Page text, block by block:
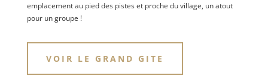
emplacement au pied des pistes et proche du village, un atout
pour un groupe !
VOIR LE GRAND GITE